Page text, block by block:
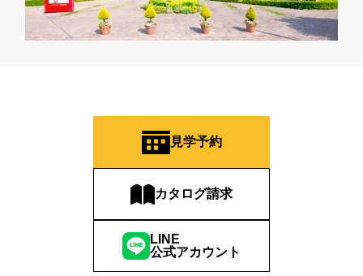
見学予約
カタログ請求
LINE
公式アカウント